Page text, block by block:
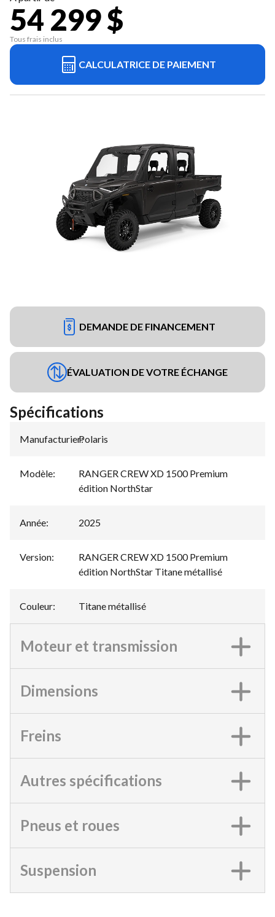
54 299 $
Tous frais inclus
CALCULATRICE DE PAIEMENT
DEMANDE DE FINANCEMENT
ÉVALUATION DE VOTRE ÉCHANGE
Spécifications
Manufacturier:
Polaris
Modèle:
RANGER CREW XD 1500 Premium
édition NorthStar
Année: 2025
Version:
RANGER CREW XD 1500 Premium
édition NorthStar Titane métallisé
Couleur: Titane métallisé
Moteur et transmission
Dimensions
Freins
Autres spécifications
Pneus et roues
Suspension